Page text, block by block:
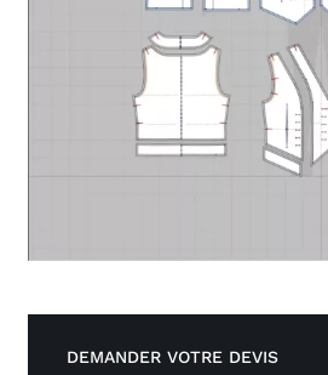
DEMANDER VOTRE DEVIS